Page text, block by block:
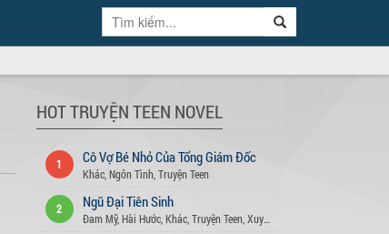
HOT TRUYỆN TEEN NOVEL
1 Cô Vợ Bé Nhỏ Của Tổng Giám Đốc
Khác, Ngôn Tình, Truyện Teen
2 Ngũ Đại Tiên Sinh
Đam Mỹ, Hài Hước, Khác, Truyện Teen Xuyên Không